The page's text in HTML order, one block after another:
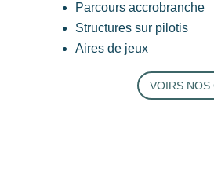
Parcours accrobranche
Structures sur pilotis
Aires de jeux
VOIRS NOS